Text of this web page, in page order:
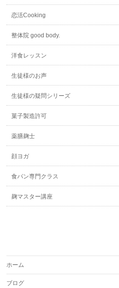
恋活Cooking
整体院 good body.
洋食レッスン
生徒様のお声
生徒様の疑問シリーズ
菓子製造許可
薬膳麹士
顔ヨガ
食パン専門クラス
麹マスター講座
ホーム
ブログ